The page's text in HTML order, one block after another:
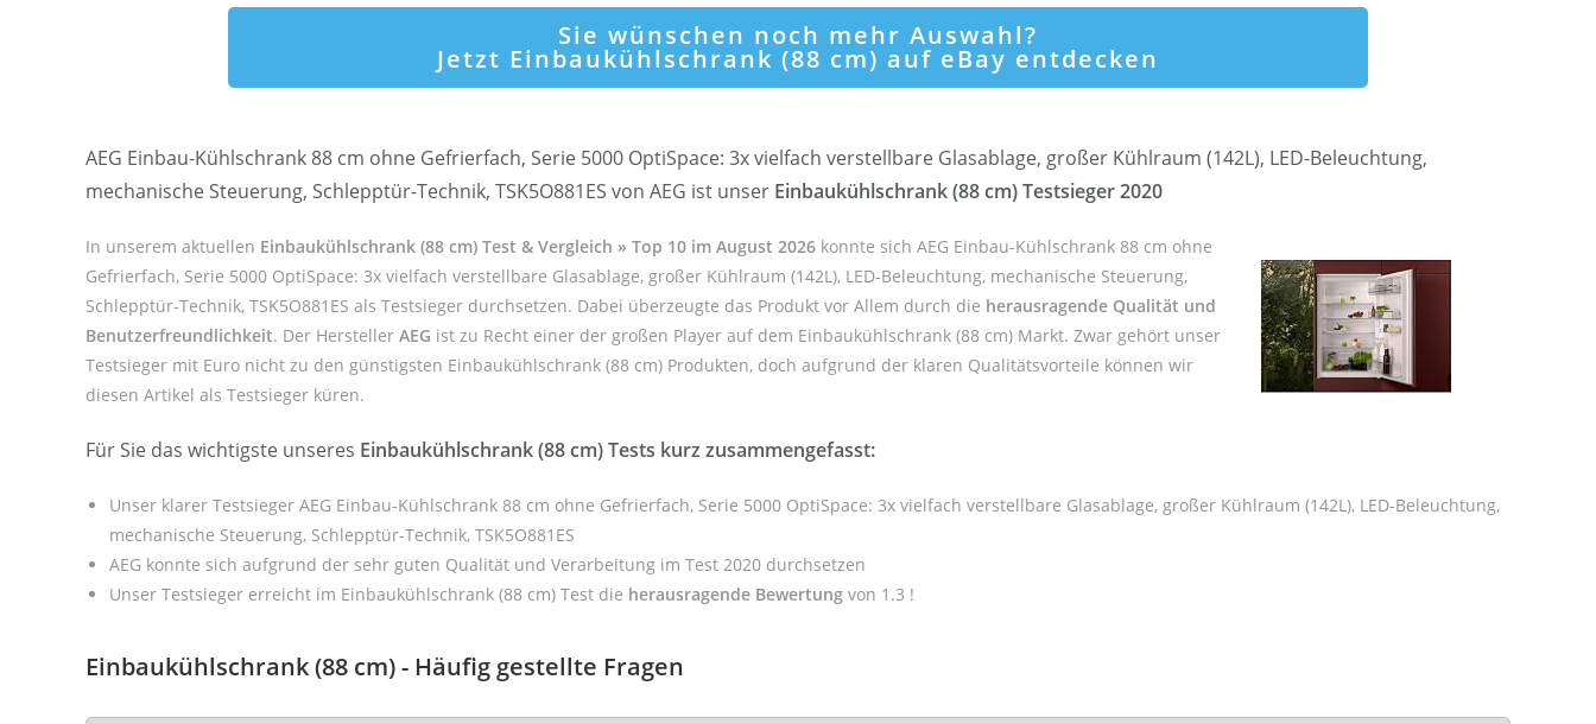
Sie wünschen noch mehr Auswahl?
Jetzt Einbaukühlschrank (88 cm) auf eBay entdecken
AEG Einbau-Kühlschrank 88 cm ohne Gefrierfach, Serie 5000 OptiSpace: 3x vielfach verstellbare Glasablage, großer Kühlraum (142L), LED-Beleuchtung,
mechanische Steuerung, Schlepptür-Technik, TSK5O881ES von AEG ist unser Einbaukühlschrank (88 cm) Testsieger 2020
In unserem aktuellen Einbaukühlschrank (88 cm) Test & Vergleich » Top 10 im August 2026 konnte sich AEG Einbau-Kühlschrank 88 cm ohne
Gefrierfach, Serie 5000 OptiSpace: 3x vielfach verstellbare Glasablage, großer Kühlraum (142L), LED-Beleuchtung, mechanische Steuerung,
Schlepptür-Technik, TSK5O881ES als Testsieger durchsetzen. Dabei überzeugte das Produkt vor Allem durch die herausragende Qualität und
Benutzerfreundlichkeit. Der Hersteller AEG ist zu Recht einer der großen Player auf dem Einbaukühlschrank (88 cm) Markt. Zwar gehört unser
Testsieger mit Euro nicht zu den günstigsten Einbaukühlschrank (88 cm) Produkten, doch aufgrund der klaren Qualitätsvorteile können wir
diesen Artikel als Testsieger küren.
Für Sie das wichtigste unseres Einbaukühlschrank (88 cm) Tests kurz zusammengefasst:
Unser klarer Testsieger AEG Einbau-Kühlschrank 88 cm ohne Gefrierfach, Serie 5000 OptiSpace: 3x vielfach verstellbare Glasablage, großer Kühlraum (142L), LED-Beleuchtung,
mechanische Steuerung, Schlepptür-Technik, TSK5O881ES
AEG konnte sich aufgrund der sehr guten Qualität und Verarbeitung im Test 2020 durchsetzen
Unser Testsieger erreicht im Einbaukühlschrank (88 cm) Test die herausragende Bewertung von 1.3 !
Einbaukühlschrank (88 cm) - Häufig gestellte Fragen